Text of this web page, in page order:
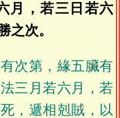
月，若三日若六
之次。
次第，緣五臟有
三月若六月，若
，遞相剋賊，以